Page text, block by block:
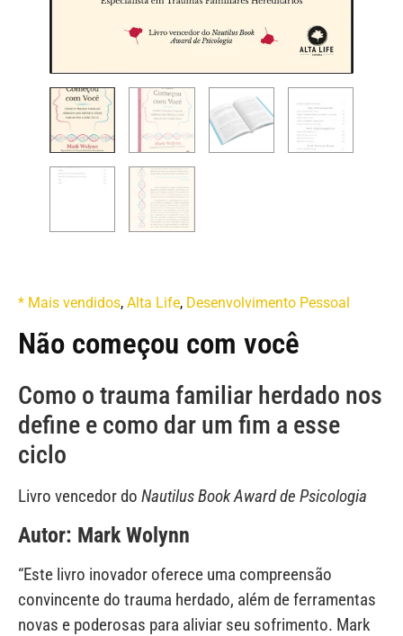
* Mais vendidos, Alta Life, Desenvolvimento Pessoal
Não começou com você
Como o trauma familiar herdado nos
define e como dar um fim a esse
ciclo
Livro vencedor do Nautilus Book Award de Psicologia
Autor: MarkWolynn
“Este livro inovador oferece uma compreensão
convincente do trauma herdado, além de ferramentas
novas e poderosas para aliviar seu sofrimento. Mark